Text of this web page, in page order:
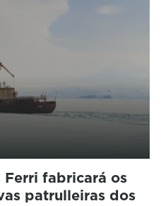
fabricará os
patrulleiras dos